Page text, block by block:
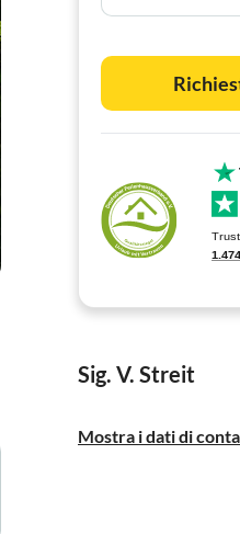
Sig. V. Streit
Mostra i dati di